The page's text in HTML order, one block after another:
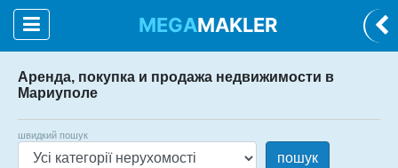
MEGAMAKLER
Аренда, покупка и продажа недвижимости в
Мариуполе
швидкий пошук
пошук